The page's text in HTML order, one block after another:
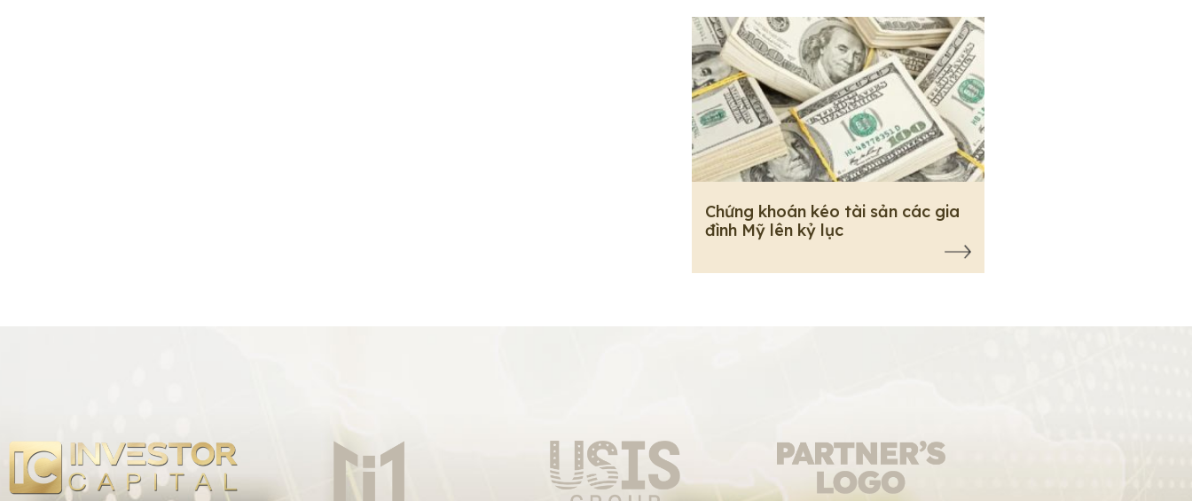
Chứng khoán kéo tài sản các gia
đình Mỹ lên kỷ lục